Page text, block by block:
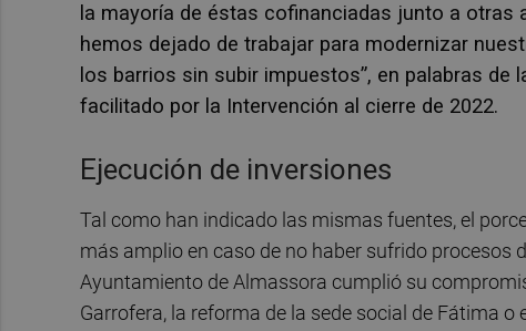
la mayoría de éstas cofinanciadas junto a
hemos dejado de trabajar para modernizar
los barrios sin subir impuestos”, en palabras de
facilitado por la Intervención al cierre de 2022.
Ejecución de inversiones
Tal como han indicado las mismas fuentes, el
más amplio en caso de no haber sufrido procesos
Ayuntamiento de Almassora cumplió su
Garrofera, la reforma de la sede social de Fátima